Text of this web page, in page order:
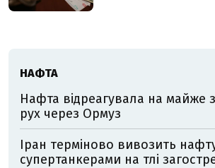
НАФТА
Нафта відреагувала на майже
рух через Ормуз
Іран терміново вивозить
супертанкерами на тлі